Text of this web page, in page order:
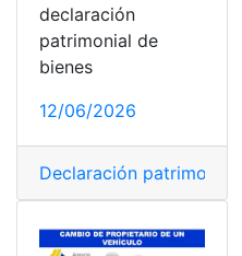
declaración
patrimonial de
bienes
12/06/2026
Declaración patrimonial